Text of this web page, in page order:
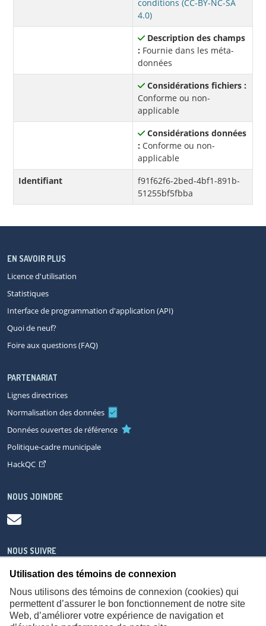
conditions (CC-BY-NC-SA
4.0)
Description des champs
: Fournie dans les méta-
données
Considérations fichiers :
Conforme ou non-
applicable
Considérations données
: Conforme ou non-
applicable
Identifiant
f91f62f6-2bed-4bf1-891b-
51255bf5fbba
Utilisation des témoins de connexion
Nous utilisons des témoins de connexion (cookies) qui
permettent d’assurer le bon fonctionnement de notre site
Web, d’améliorer votre expérience de navigation et
EN SAVOIR PLUS
Licence d'utilisation
Statistiques
Interface de programmation d'application (API)
Quoi de neuf?
Foire aux questions (FAQ)
PARTENARIAT
Lignes directrices
Normalisation des données
Données ouvertes de référence
Politique-cadre municipale
HackQC
NOUS JOINDRE
NOUS SUIVRE